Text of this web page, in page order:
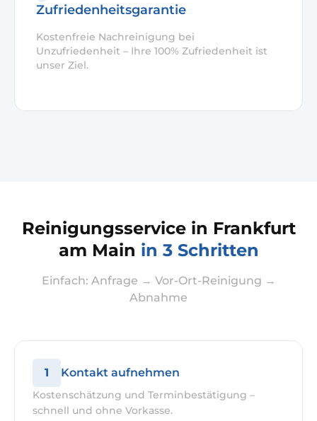
Zufriedenheitsgarantie
Kostenfreie Nachreinigung bei
Unzufriedenheit – Ihre 100% Zufriedenheit ist
unser Ziel.
Reinigungsservice in Frankfurt
am Main in 3 Schritten
Einfach: Anfrage → Vor-Ort-Reinigung →
Abnahme
1 Kontakt aufnehmen
Kostenschätzung und Terminbestätigung –
schnell und ohne Vorkasse.